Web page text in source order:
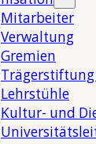
Mitarbeiter
Verwaltung
Gremien
Lehrstühle
Kultur- und